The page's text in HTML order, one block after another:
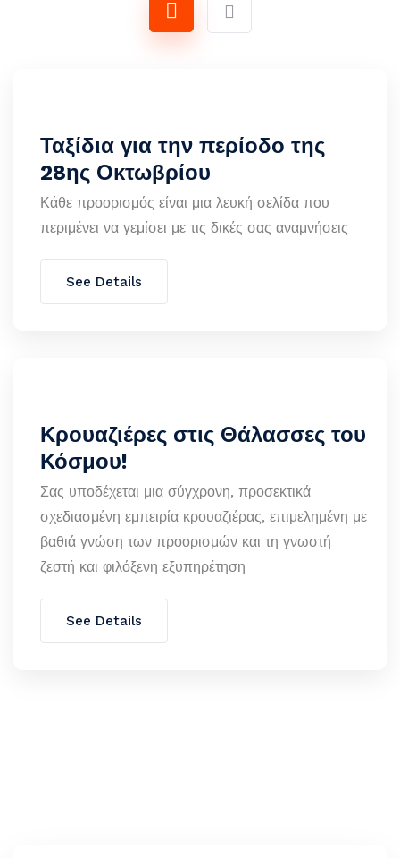
Ταξίδια για την περίοδο της
28ης Οκτωβρίου
Κάθε προορισμός είναι μια λευκή σελίδα που
περιμένει να γεμίσει με τις δικές σας αναμνήσεις
See Details
Κρουαζιέρες στις Θάλασσες του
Κόσμου!
Σας υποδέχεται μια σύγχρονη, προσεκτικά
σχεδιασμένη εμπειρία κρουαζιέρας, επιμελημένη με
βαθιά γνώση των προορισμών και τη γνωστή
ζεστή και φιλόξενη εξυπηρέτηση
See Details